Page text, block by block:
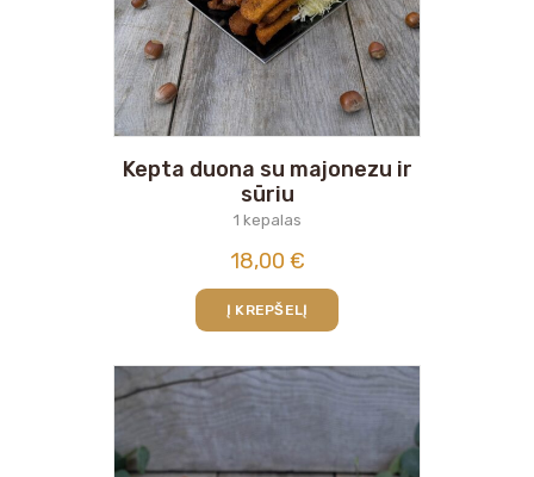
Kepta duona su majonezu ir
sūriu
1 kepalas
18,00 €
Į KREPŠELĮ